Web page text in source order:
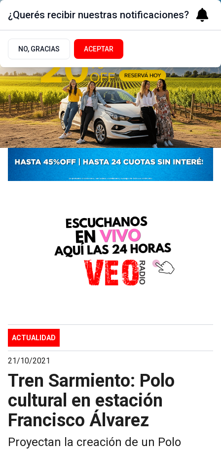
ACTUALIDAD
21/10/2021
Tren Sarmiento: Polo
cultural en estación
Francisco Álvarez
Proyectan la creación de un Polo
¿Querés recibir nuestras notificaciones?
NO, GRACIAS ACEPTAR